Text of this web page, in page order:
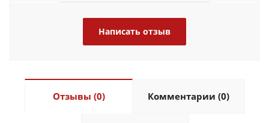
Написать отзыв
Отзывы (0) Комментарии (0)